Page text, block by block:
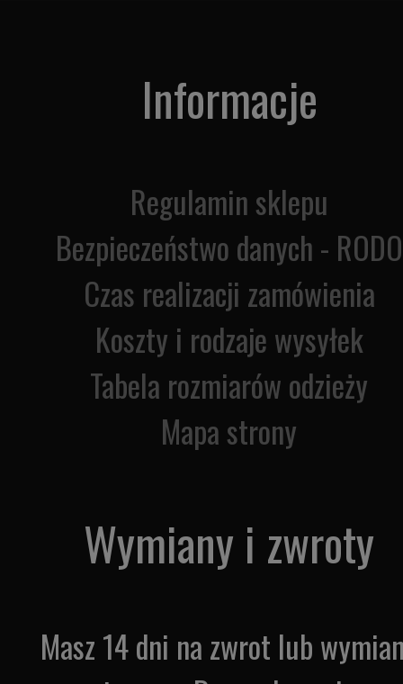
Informacje
Regulamin sklepu
Bezpieczeństwo danych - RODO
Czas realizacji zamówienia
Koszty i rodzaje wysyłek
Tabela rozmiarów odzieży
Mapa strony
Wymiany i zwroty
Masz 14 dni na zwrot lub